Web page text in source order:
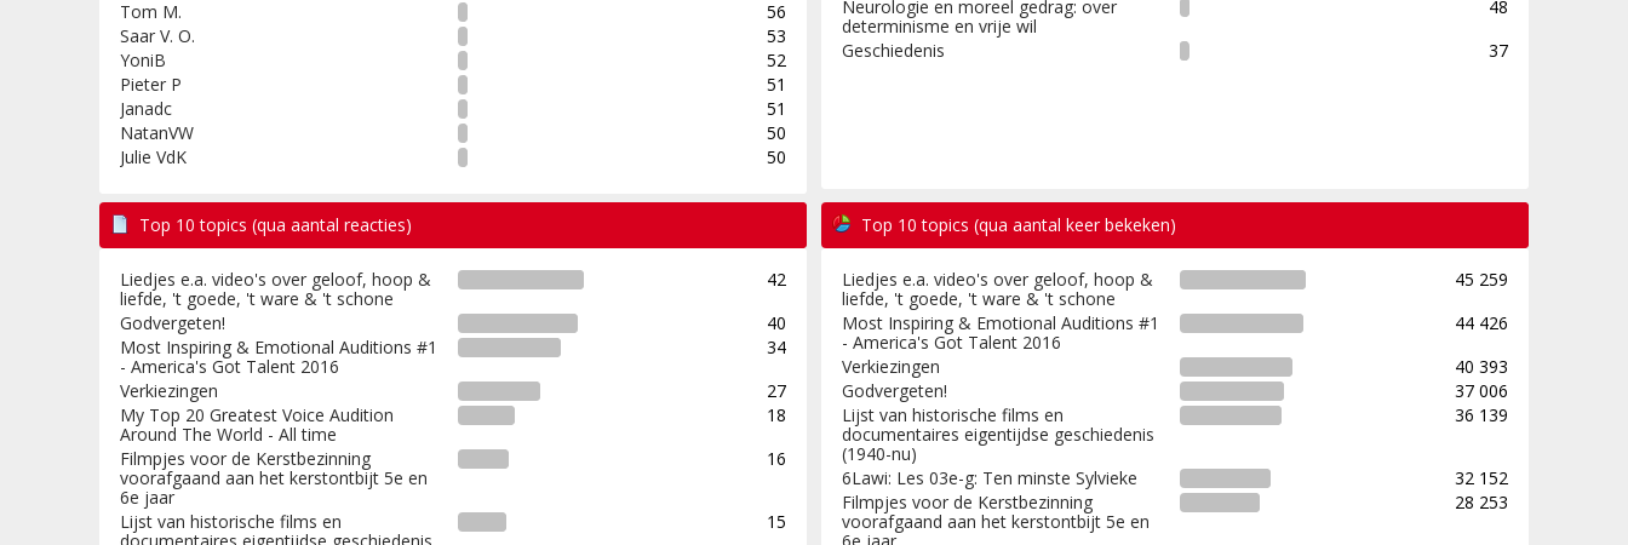
Tom M.
56
Saar V. O.
53
YoniB
52
Pieter P
51
Janadc
51
NatanVW
50
Julie VdK
50
Neurologie en moreel gedrag: over
determinisme en vrije wil
48
Geschiedenis
37
Top 10 topics (qua aantal reacties)
Liedjes e.a. video's over geloof, hoop &
liefde, 't goede, 't ware & 't schone
42
Godvergeten!
40
Most Inspiring & Emotional Auditions #1
- America's Got Talent 2016
34
Verkiezingen
27
My Top 20 Greatest Voice Audition
Around The World - All time
18
Filmpjes voor de Kerstbezinning
voorafgaand aan het kerstontbijt 5e en
6e jaar
16
Lijst van historische films en
documentaires eigentijdse geschiedenis
15
Top 10 topics (qua aantal keer bekeken)
Liedjes e.a. video's over geloof, hoop &
liefde, 't goede, 't ware & 't schone
45 259
Most Inspiring & Emotional Auditions #1
- America's Got Talent 2016
44 426
Verkiezingen
40 393
Godvergeten!
37 006
Lijst van historische films en
documentaires eigentijdse geschiedenis
(1940-nu)
36 139
6Lawi: Les 03e-g: Ten minste Sylvieke
32 152
Filmpjes voor de Kerstbezinning
voorafgaand aan het kerstontbijt 5e en
6e jaar
28 253